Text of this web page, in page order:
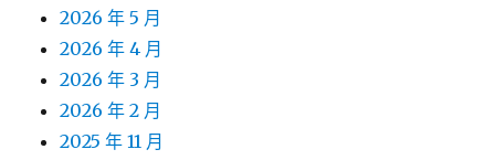
2026 年 5 月
2026 年 4 月
2026 年 3 月
2026 年 2 月
2025 年 11 月